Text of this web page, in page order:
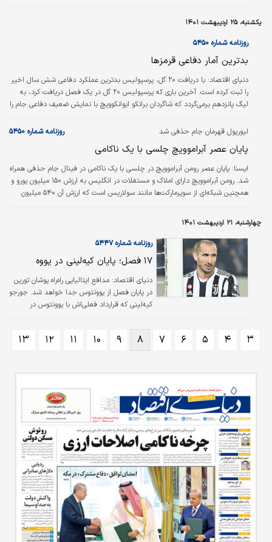
افتخار فردی هم برای سرمربی این تیم یورگن کلوپ به ارمغان آورد. کلوپ که دو ماه
پیش با غلبه بر همین چلسی قهرمانی جام اتحادیه را جشن گرفته بود، حالا دومین
سرمربی تاریخ فوتبال انگلیس پس از سرالکس فرگوسن سرمربی اسطوره‌ای…
یکشنبه، ۲۵ اردیبهشت ۱۴۰۱
روزنامه شماره ۵۴۵۰
بدترین آمار دفاعی قرمزها
دنياي اقتصاد:
با دریافت ۲۰ گل، پرسپولیس بدترین عملکرد دفاعی شش سال اخیر
را ثبت کرده است. آخرین باری که پرسپولیس ۲۰ گل در یک فصل دریافت کرد، به
لیگ پانزدهم برمی‌گردد که شاگردان برانکو ایوانکوویچ با نمایش ضعیف دفاعی جام را
لیورپول قهرمان جام حذفی شد
روزنامه شماره ۵۴۵۰
پایان عصر آبراموویچ چلسی با یک ناکامی
ايسنا: پایان عصر رومن آبراموویچ در چلسی با یک ناکامی در فینال جام حذفی همراه
شد. رومن آبراموویچ دارای املاک و مستغلات در انگلیس به ارزش ۱۵۰ میلیون یورو و
همچنین شبکه‌ای از سوپرمارکت‌ها مانند سولاریس است که ارزش آن ۵۴۰ میلیون
اتحاد جماهیر شوروی ایجاد شد.
چهارشنبه، ۲۱ اردیبهشت ۱۴۰۱
روزنامه شماره ۵۴۴۷
۱۷ فصل؛ پایان کیه‌لینی در یووه
دنياي اقتصاد: مدافع ایتالیایی راه‌راه پوشان تورین
در پایان فصل از یوونتوس جدا خواهد شد. جورجو
کیه‌لینی که قرارداد فعلی‌اش با یوونتوس در
قطع همکاری با باشگاه گرفته است. بر این اساس
جدایی کیه‌لینی از این تیم در تابستان پیش‌رو
قطعی به نظر می‌رسد.
۳ ۴ ۵ ۶ ۷ ۸ ۹ ۱۰ ۱۱ ۱۲ ۱۳